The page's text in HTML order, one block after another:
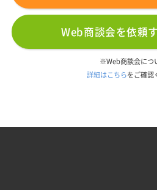
Web商談会を依頼
※Web商談会につ
詳細はこちらをご確認